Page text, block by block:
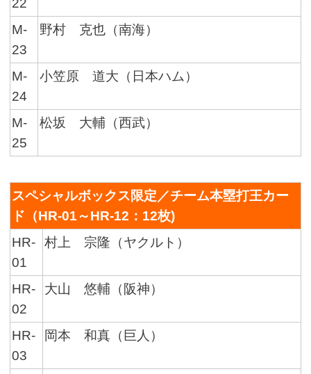
22
M-
23
野村 克也（南海）
M-
24
小笠原 道大（日本ハム）
M-
25
松坂 大輔（西武）
スペシャルボックス限定／チーム本塁打王カー
ド（HR-01～HR-12：12枚)
HR-
01
村上 宗隆（ヤクルト）
HR-
02
大山 悠輔（阪神）
HR-
03
岡本 和真（巨人）